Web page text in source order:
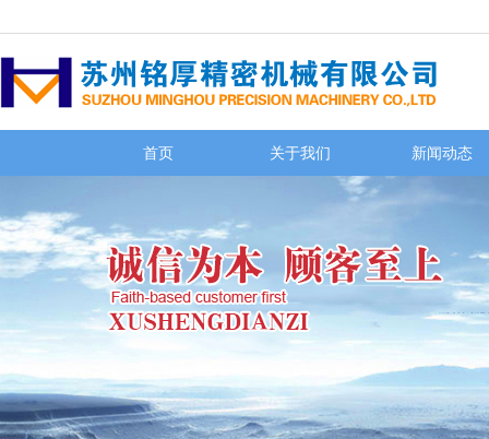
首页 关于我们 新闻动态